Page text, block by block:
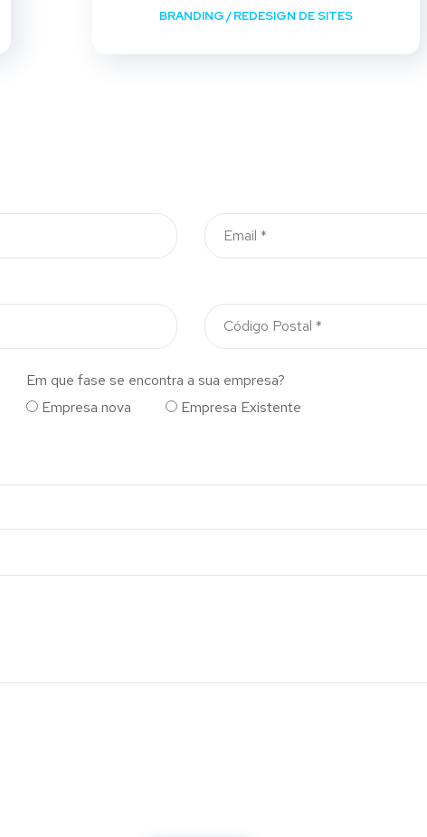
BRANDING/REDESIGN DE SITES
Em que fase se encontra a sua empresa?
Empresa nova
Empresa Existente